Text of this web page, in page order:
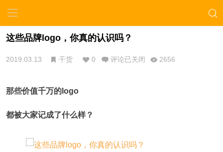
这些品牌logo，你真的认识吗？
2019.03.13 干货 0 评论已关闭 2656
那些价值千万的logo
都被大家记成了什么样？